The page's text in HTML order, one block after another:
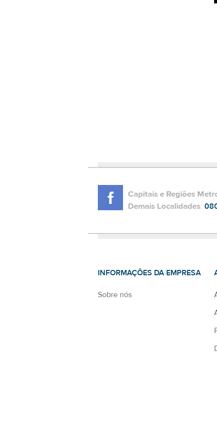
Capitais e Regiões
Demais Localidades:
INFORMAÇÕES DA EMPRESA
Sobre nós